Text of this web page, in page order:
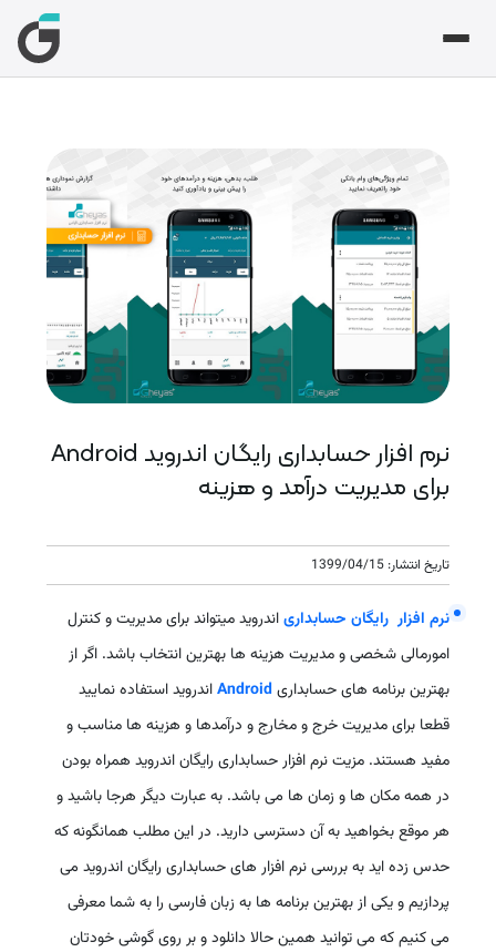
با حسابداری
و تأمین اجتماعی
تجارت
نرم افزار حسابداری رایگان اندروید Android
برای مدیریت درآمد و هزینه
تاریخ انتشار: 1399/04/15
نرم افزار رایگان حسابداریاندروید میتواند برای مدیریت و کنترل
امورمالی شخصی و مدیریت هزینه ها بهترین انتخاب باشد. اگر از
بهترین برنامه های حسابداریAndroidاندروید استفاده نمایید
قطعا برای مدیریت خرج و مخارج و درآمدها و هزینه ها مناسب و
مفید هستند. مزیت نرم افزار حسابداری رایگان اندروید همراه بودن
در همه مکان ها و زمان ها می باشد. به عبارت دیگر هرجا باشید و
هر موقع بخواهید به آن دسترسی دارید. در این مطلب همانگونه که
حدس زده اید به بررسی نرم افزار های حسابداری رایگان اندروید می
پردازیم و یکی از بهترین برنامه ها به زبان فارسی را به شما معرفی
می کنیم که می توانید همین حالا دانلود و بر روی گوشی خودتان